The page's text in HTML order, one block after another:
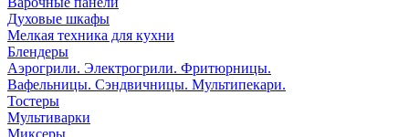
Духовые шкафы
Мелкая техника для кухни
Блендеры
Аэрогрили. Электрогрили. Фритюрницы.
Вафельницы. Сэндвичницы. Мультипекари.
Тостеры
Мультиварки
Миксеры